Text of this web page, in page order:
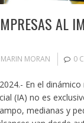
AL
MORAN 0
En el
(IA) no es
medianas y